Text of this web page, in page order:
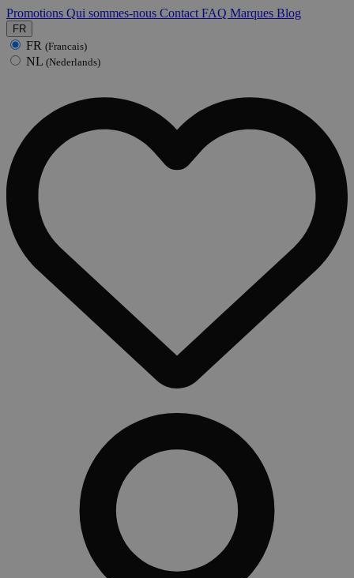
Promotions Qui sommes-nous Contact FAQ Marques Blog
FR
FR (Francais)
NL (Nederlands)